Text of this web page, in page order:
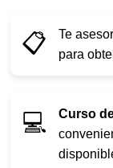
📋
Te
para
💻 Curso